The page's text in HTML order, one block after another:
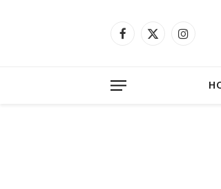
Facebook
X
Instagram